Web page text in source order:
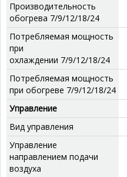
Производительность
обогрева 7/9/12/18/24
Потребляемая мощность
при
охлаждении 7/9/12/18/24
Потребляемая мощность
при обогреве 7/9/12/18/24
Управление
Вид управления
Управление
направлением подачи
воздуха